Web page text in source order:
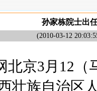
孙家栋院士出
(2010-03-12